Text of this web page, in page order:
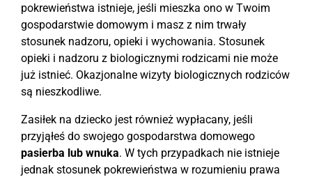
pokrewieństwa istnieje, jeśli mieszka ono w Twoim
gospodarstwie domowym i masz z nim trwały
stosunek nadzoru, opieki i wychowania. Stosunek
opieki i nadzoru z biologicznymi rodzicami nie może
już istnieć. Okazjonalne wizyty biologicznych rodziców
są nieszkodliwe.
Zasiłek na dziecko jest również wypłacany, jeśli
przyjąłeś do swojego gospodarstwa domowego
pasierba lub wnuka. W tych przypadkach nie istnieje
jednak stosunek pokrewieństwa w rozumieniu prawa